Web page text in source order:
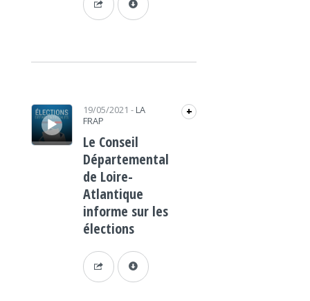
Lecteur audio 19/05/2021 - LA
FRAP
+
Le Conseil
Départemental
de Loire-
Atlantique
informe sur les
élections